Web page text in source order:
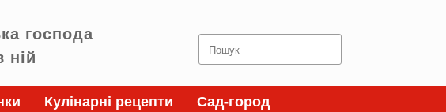
господа
ній
Search
for:
Кулінарні рецепти
Сад-город